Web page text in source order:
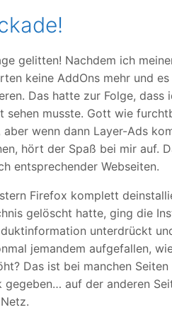
gelitten! Nachdem ich
keine AddOns mehr und
Das hatte zur Folge, dass
musste. Gott wie
wenn dann Layer-Ads
hört der Spaß bei mir auf.
entsprechender Webseiten.
Firefox komplett
gelöscht hatte, ging die
unterdrückt
jemandem aufgefallen,
Das ist bei manchen
auf der anderen